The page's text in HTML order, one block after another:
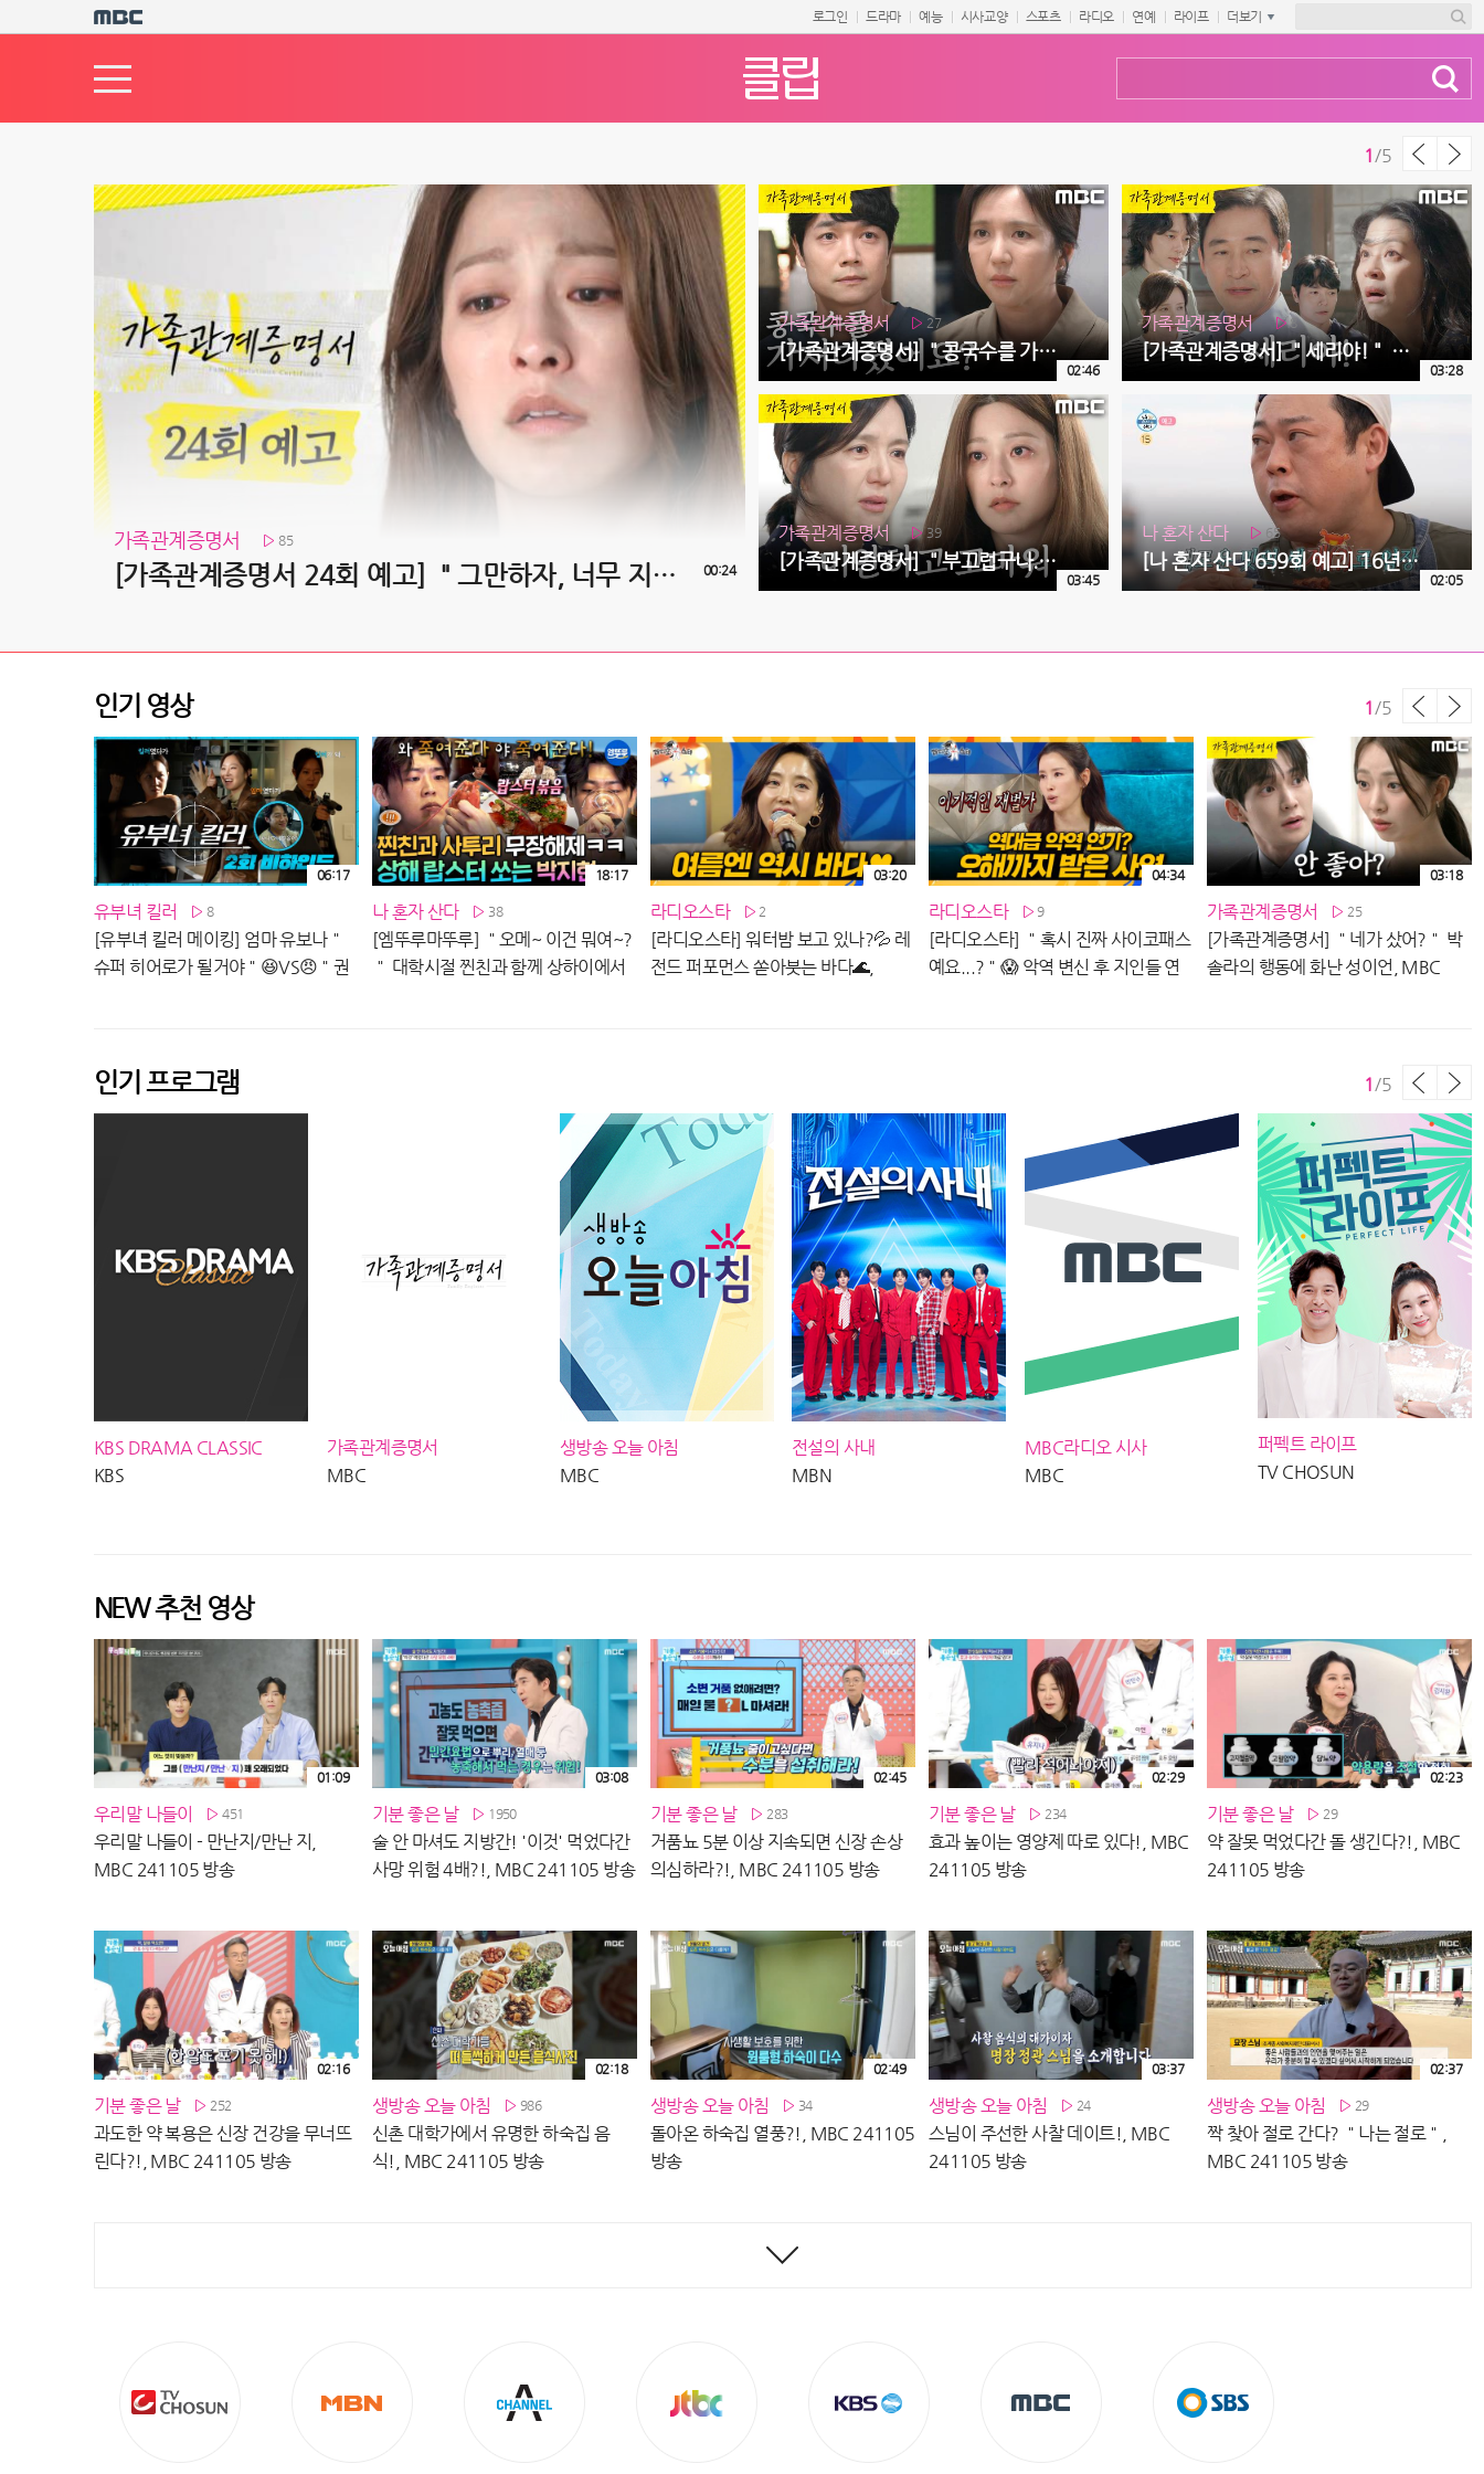
로그인 드라마 예능 시사교양 스포츠 라디오 연예 라이프 더보기
가족관계증명서 85
[가족관계증명서 24회 예고] ＂그만하자, 너무 지겨워＂, MBC 260806 방송 00:24
가족관계증명서 27
[가족관계증명서] ＂콩국수를 가져다줬어요?＂ 임지은의 휴대폰을 본 서도영, MBC 260805 방송
02:46
가족관계증명서 8
[가족관계증명서] ＂세리야!＂ 한고은을 밀치는 전노민, MBC 260806 방송
03:28
가족관계증명서 39
[가족관계증명서] ＂부끄럽구나...＂ 진실을 알게 된 임지은, MBC 260805 방송
03:45
나 혼자 산다 65
[나 혼자 산다 659회 예고] 16년 친구 고경표와 함께 보내는 류혜영의 여름🌞 & 배고픈 덩어리들을 위한 구성환의 쿠마카세 풀코스!🍖, MBC 260807 방송
02:05
1 /5
인기 영상
유부녀 킬러 8
[유부녀 킬러 메이킹] 엄마 유보나＂
슈퍼 히어로가 될거야＂😆VS😠＂권
06:17
나 혼자 산다 38
[엠뚜루마뚜루] ＂오메~ 이건 뭐여~?
＂ 대학시절 찐친과 함께 상하이에서
18:17
라디오스타 2
[라디오스타] 워터밤 보고 있나?💦 레
전드 퍼포먼스 쏟아붓는 바다🌊,
03:20
라디오스타 9
[라디오스타] ＂혹시 진짜 사이코패스
예요...?＂😱 악역 변신 후 지인들 연
04:34
가족관계증명서 25
[가족관계증명서] ＂네가 샀어?＂ 박
솔라의 행동에 화난 성이언, MBC
03:18
1/5
인기 프로그램
KBS DRAMA CLASSIC
KBS
가족관계증명서
MBC
생방송 오늘 아침
MBC
전설의 사내
MBN
MBC라디오 시사
MBC
퍼펙트 라이프
TV CHOSUN
1/5
NEW 추천 영상
우리말 나들이 451
우리말 나들이 - 만난지/만난 지,
MBC 241105 방송
01:09
기분 좋은 날 1950
술 안 마셔도 지방간! '이것' 먹었다간
사망 위험 4배?!, MBC 241105 방송
03:08
기분 좋은 날 283
거품뇨 5분 이상 지속되면 신장 손상
의심하라?!, MBC 241105 방송
02:45
기분 좋은 날 234
효과 높이는 영양제 따로 있다!, MBC
241105 방송
02:29
기분 좋은 날 29
약 잘못 먹었다간 돌 생긴다?!, MBC
241105 방송
02:23
기분 좋은 날 252
과도한 약 복용은 신장 건강을 무너뜨
린다?!, MBC 241105 방송
02:16
생방송 오늘 아침 986
신촌 대학가에서 유명한 하숙집 음
식!, MBC 241105 방송
02:18
생방송 오늘 아침 34
돌아온 하숙집 열풍?!, MBC 241105
방송
02:49
생방송 오늘 아침 24
스님이 주선한 사찰 데이트!, MBC
241105 방송
03:37
생방송 오늘 아침 29
짝 찾아 절로 간다? ＂나는 절로＂,
MBC 241105 방송
02:37